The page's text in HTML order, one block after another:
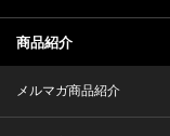
商品紹介
メルマガ商品紹介